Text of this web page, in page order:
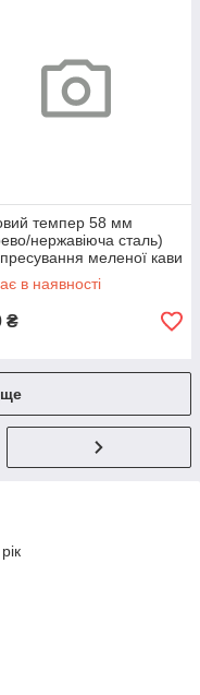
темпер 58 мм
нержавіюча сталь)
меленої кави
2
в наявності
₴
ще